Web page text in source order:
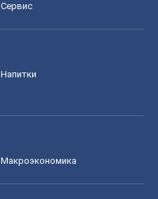
Сервис
Напитки
Mакроэкономика